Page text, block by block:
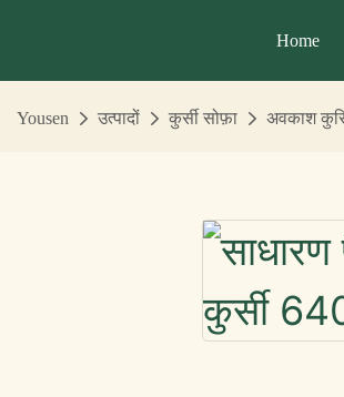
Home
Yousen उत्पादों कुर्सी सोफ़ा अवकाश